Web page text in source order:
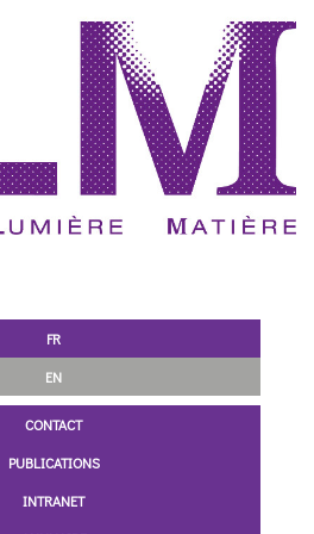
FR
EN
CONTACT
PUBLICATIONS
INTRANET